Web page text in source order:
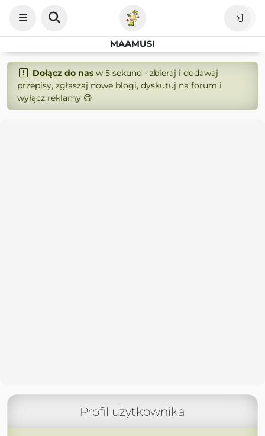
MAAMUSI
Dołącz do nasw 5 sekund - zbieraj i dodawaj
przepisy, zgłaszaj nowe blogi, dyskutuj na forum i
wyłącz reklamy 😄
Profil użytkownika